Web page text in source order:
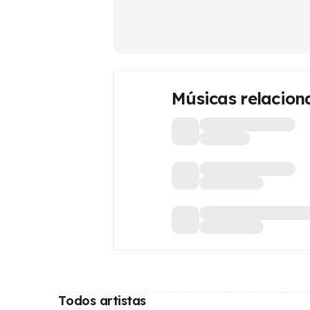
Músicas
Todos artistas